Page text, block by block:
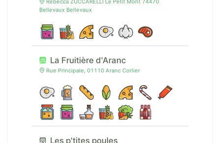
Rébecca ZUCCARELLI Le Petit Mont 74470
Bellevaux Bellevaux
La Fruitière d'Aranc
Rue Principale, 01110 Aranc Corlier
Les p'tites poules